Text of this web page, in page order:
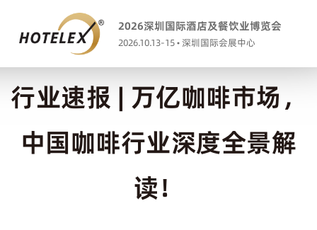
2026深圳国际酒店及餐饮业博览会
2026.10.13-15 • 深圳国际会展中心
行业速报 | 万亿咖啡市场，
中国咖啡行业深度全景解
读！